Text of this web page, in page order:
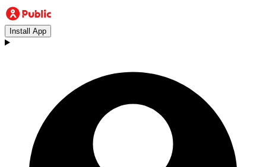
Install App